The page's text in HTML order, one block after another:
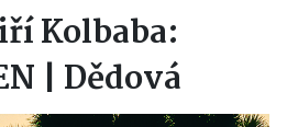
Kolbaba:
| Dědová